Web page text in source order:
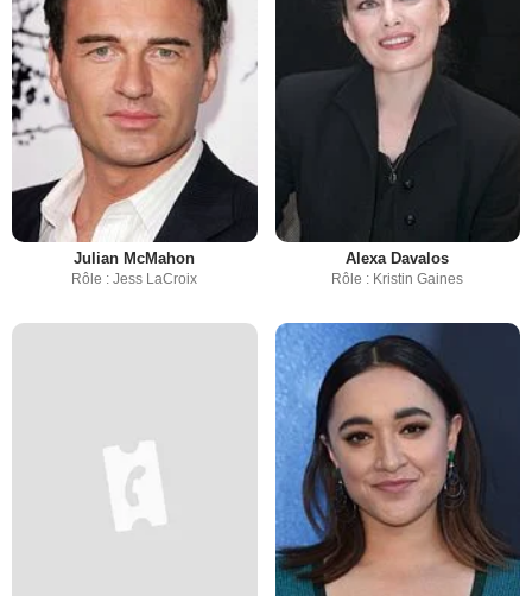
Julian McMahon
Rôle : Jess LaCroix
Alexa Davalos
Rôle : Kristin Gaines